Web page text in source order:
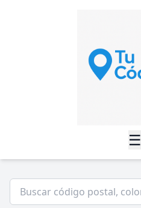
☰